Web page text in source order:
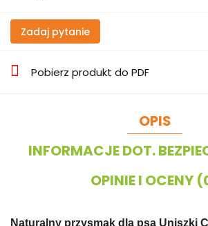
Zadaj pytanie
Pobierz produkt do PDF
OPIS
INFORMACJE DOT.
OPINIE I OCENY
Naturalny przysmak dla psa Uniszki